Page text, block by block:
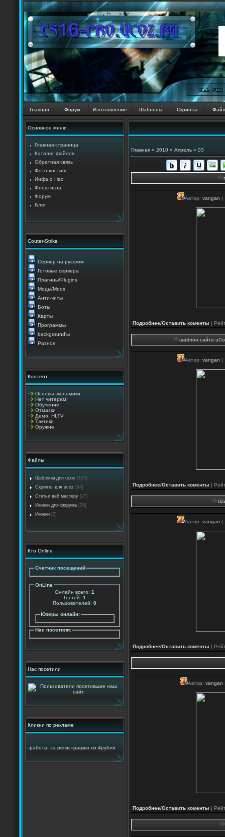
Главная Форум Изготовление Шаблоны Скрипты
Основное меню
Главная страница
Каталог файлов
Обратная связь
Фото-хостинг
Инфа о Нас
Флеш игра
Форум
Блог
Couter-Strike
Сервер на русском
Готовые сервера
Плагины/Plugins
Моды/Mods
Анти-читы
Боты
Карты
Программы
background'ы
Разное
Контент
Основы экономики
Нет читерам!
Обучение
Отмазки
Демо, HLTV
Тактики
Оружие
Файлы
Шаблоны для ucoz
[127]
Скрипты для ucoz
[94]
Статьи веб мастеру [27]
Иконки для форума [26]
Иконки [2]
Кто Online
Счетчик посещений
OnLine
Онлайн всего: 1
Гостей: 1
Пользователей: 0
Юзеры онлайн:
Нас посетили:
Нас посетили
Кликни по рекламе
-работа, за регистрацию по 4рубля.
Главная » 2010 » Апрель » 03
Автор: vangan |
Подробнее/Оставить коменты |
шаблон сайта
Автор: vangan |
Подробнее/Оставить коменты |
Автор: vangan |
Подробнее/Оставить коменты |
Автор: vangan
Подробнее/Оставить коменты |